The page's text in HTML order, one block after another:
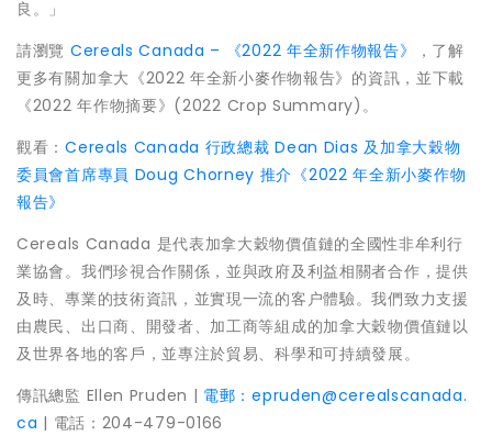
良。」
請瀏覽 CerealsCanada – 《2022 年全新作物報告》
，了解
更多有關加拿大《2022 年全新小麥作物報告》的資訊，並下載
《2022 年作物摘要》(2022 Crop Summary)。
觀看：Cereals Canada 行政總裁Dean Dias 及加拿大穀物
委員會首席專員 Doug Chorney 推介《2022 年全新小麥作物
報告》
Cereals Canada 是代表加拿大穀物價值鏈的全國性非牟利行
業協會。我們珍視合作關係，並與政府及利益相關者合作，提供
及時、專業的技術資訊，並實現一流的客户體驗。我們致力支援
由農民、出口商、開發者、加工商等組成的加拿大穀物價值鏈以
及世界各地的客戶，並專注於貿易、科學和可持續發展。
傳訊總監 Ellen Pruden | 電郵：epruden@cerealscanada.
ca | 電話：204-479-0166